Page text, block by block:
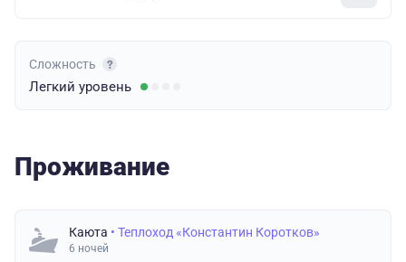
Сложность
Легкий уровень
Проживание
Каюта • Теплоход «Константин Коротков»
6 ночей